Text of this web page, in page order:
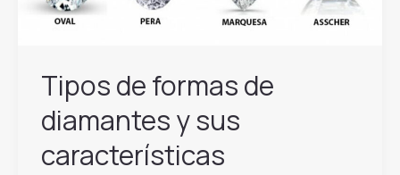
Tipos de formas de
diamantes y sus
características